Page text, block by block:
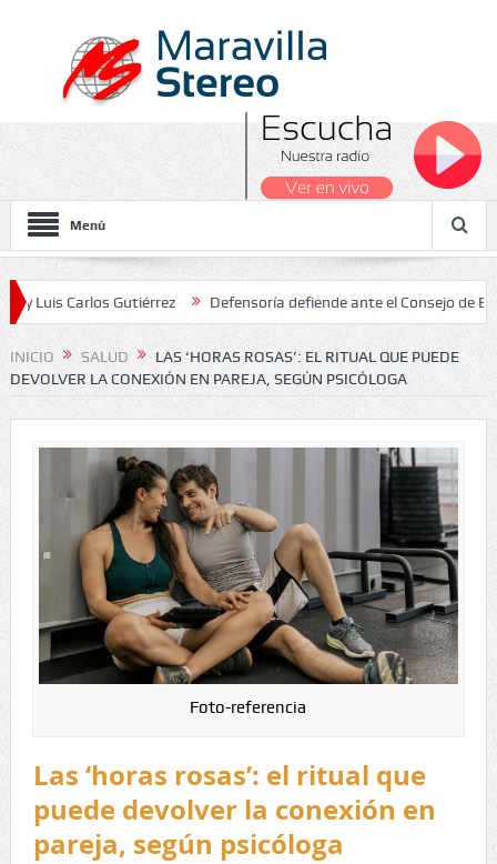
Menú
Gutiérrez Defensoría defiende ante el Consejo de Estado el
2026
INICIO SALUD
LAS ‘HORAS ROSAS’: EL RITUAL QUE PUEDE
DEVOLVER LA CONEXIÓN EN PAREJA, SEGÚN PSICÓLOGA
Foto-referencia
Las ‘horas rosas’: el ritual que
puede devolver la conexión en
pareja, según psicóloga